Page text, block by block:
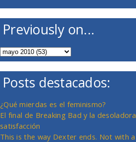
Previously on...
Posts destacados:
¿Qué mierdas es el feminismo?
El final de Breaking Bad y la desoladora
satisfacción
This is the way Dexter ends. Not with a